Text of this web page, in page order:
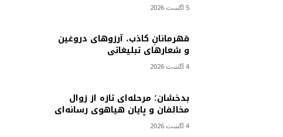
5 آگست 2026
قهرمانانِ کاذب، آرزوهای دروغین
و شعارهای تبلیغاتی
4 آگست 2026
بدخشان؛ مرحله‌ای تازه از زوال
مخالفان و پایان هیاهوی رسانه‌ای
4 آگست 2026